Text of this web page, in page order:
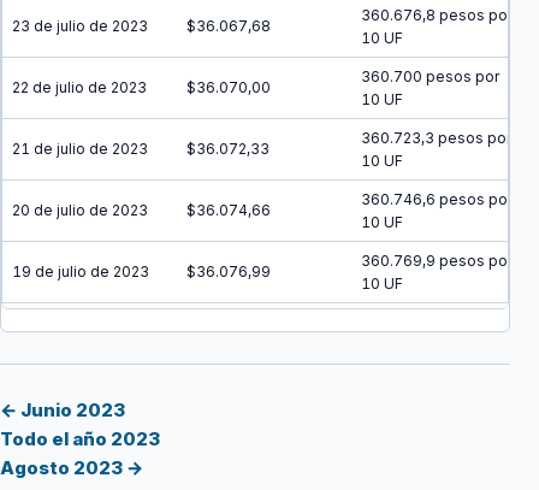
23 de julio de 2023 $36.067,68
360.676,8 pesos por
10 UF
22 de julio de 2023 $36.070,00
360.700 pesos por
10 UF
21 de julio de 2023 $36.072,33
360.723,3 pesos por
10 UF
20 de julio de 2023 $36.074,66
360.746,6 pesos por
10 UF
19 de julio de 2023 $36.076,99
360.769,9 pesos por
10 UF
18 de julio de 2023 $36.079,32
← Junio 2023
Todo el año 2023
Agosto 2023 →